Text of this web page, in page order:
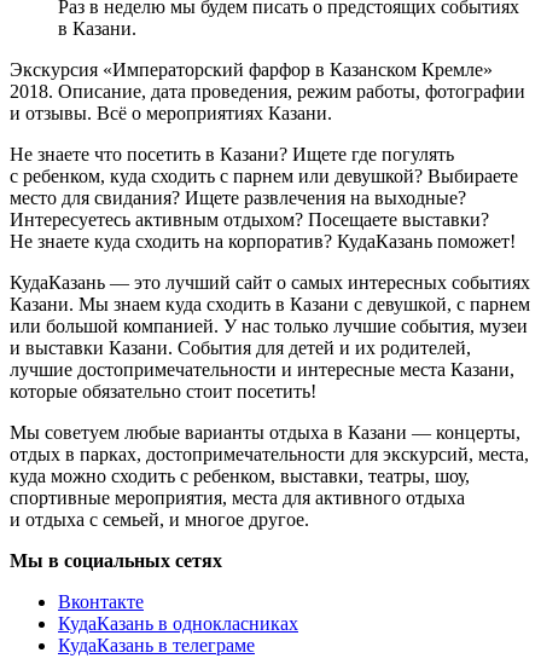
Раз в неделю мы будем писать о предстоящих событиях
в Казани.
Экскурсия «Императорский фарфор в Казанском Кремле»
2018. Описание, дата проведения, режим работы, фотографии
и отзывы. Всё о мероприятиях Казани.
Не знаете что посетить в Казани? Ищете где погулять
с ребенком, куда сходить с парнем или девушкой? Выбираете
место для свидания? Ищете развлечения на выходные?
Интересуетесь активным отдыхом? Посещаете выставки?
Не знаете куда сходить на корпоратив? КудаКазань поможет!
КудаКазань — это лучший сайт о самых интересных событиях
Казани. Мы знаем куда сходить в Казани с девушкой, с парнем
или большой компанией. У нас только лучшие события, музеи
и выставки Казани. События для детей и их родителей,
лучшие достопримечательности и интересные места Казани,
которые обязательно стоит посетить!
Мы советуем любые варианты отдыха в Казани — концерты,
отдых в парках, достопримечательности для экскурсий, места,
куда можно сходить с ребенком, выставки, театры, шоу,
спортивные мероприятия, места для активного отдыха
и отдыха с семьей, и многое другое.
Мы в социальных сетях
Вконтакте
КудаКазань в однокласниках
КудаКазань в телеграме